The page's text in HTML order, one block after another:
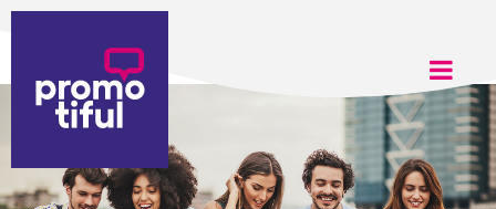
Adicione aqui o texto do seu título